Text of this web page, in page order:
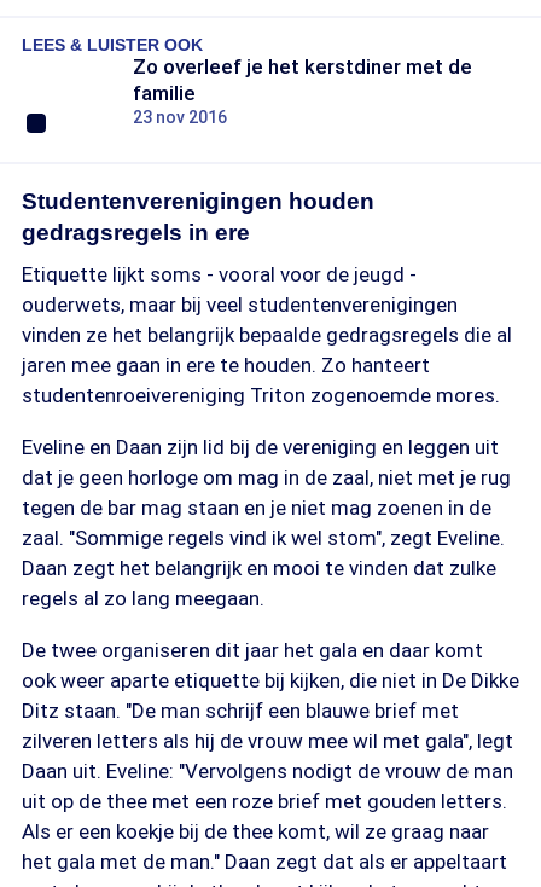
LEES & LUISTER OOK
Zo overleef je het kerstdiner met de
familie
23 nov 2016
Studentenverenigingen houden
gedragsregels in ere
Etiquette lijkt soms - vooral voor de jeugd -
ouderwets, maar bij veel studentenverenigingen
vinden ze het belangrijk bepaalde gedragsregels die al
jaren mee gaan in ere te houden. Zo hanteert
studentenroeivereniging Triton zogenoemde mores.
Eveline en Daan zijn lid bij de vereniging en leggen uit
dat je geen horloge om mag in de zaal, niet met je rug
tegen de bar mag staan en je niet mag zoenen in de
zaal. "Sommige regels vind ik wel stom", zegt Eveline.
Daan zegt het belangrijk en mooi te vinden dat zulke
regels al zo lang meegaan.
De twee organiseren dit jaar het gala en daar komt
ook weer aparte etiquette bij kijken, die niet in De Dikke
Ditz staan. "De man schrijf een blauwe brief met
zilveren letters als hij de vrouw mee wil met gala", legt
Daan uit. Eveline: "Vervolgens nodigt de vrouw de man
uit op de thee met een roze brief met gouden letters.
Als er een koekje bij de thee komt, wil ze graag naar
het gala met de man." Daan zegt dat als er appeltaart